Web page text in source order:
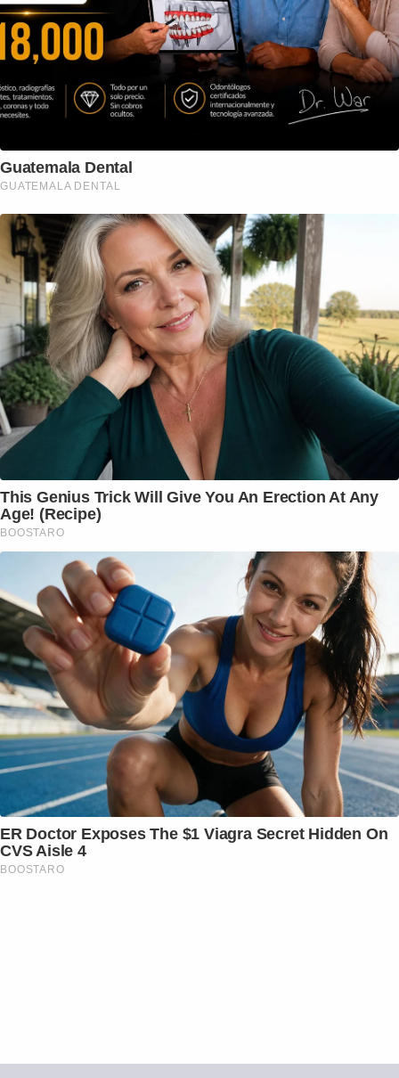
Guatemala Dental
GUATEMALA DENTAL
This Genius Trick Will Give You An Erection At Any
Age! (Recipe)
BOOSTARO
ER Doctor Exposes The $1 Viagra Secret Hidden On
CVS Aisle 4
BOOSTARO